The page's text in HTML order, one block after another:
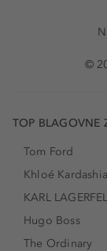
©
TOP BLAGOVNE
Tom Ford
Khloé
KARL
Hugo Boss
The Ordinary